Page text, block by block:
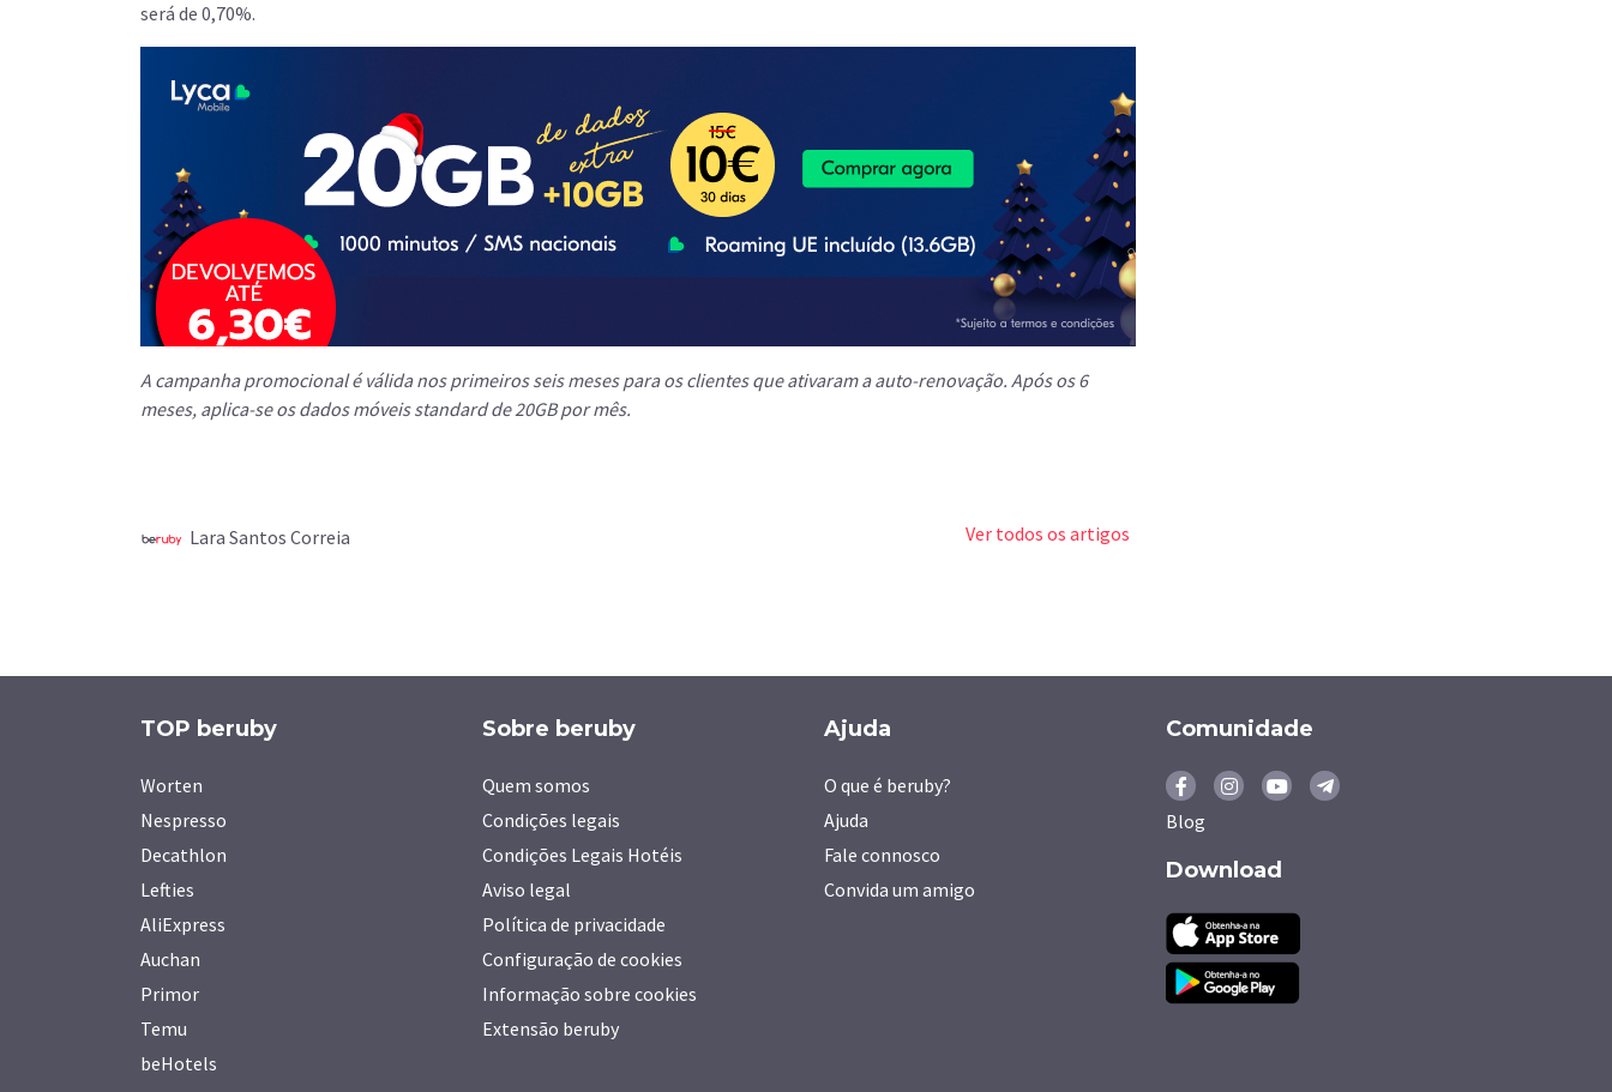
será de 0,70%.
A campanha promocional é válida nos primeiros seis meses para os clientes que ativaram a auto-renovação. Após os 6
meses, aplica-se os dados móveis standard de 20GB por mês.
Lara Santos Correia Ver todos os artigos
TOP beruby
Worten
Nespresso
Decathlon
Lefties
AliExpress
Auchan
Primor
Temu
beHotels
Sobre beruby
Quem somos
Condições legais
Condições Legais Hotéis
Aviso legal
Política de privacidade
Configuração de cookies
Informação sobre cookies
Extensão beruby
Ajuda
O que é beruby?
Ajuda
Fale connosco
Convida um amigo
Comunidade
Blog
Download